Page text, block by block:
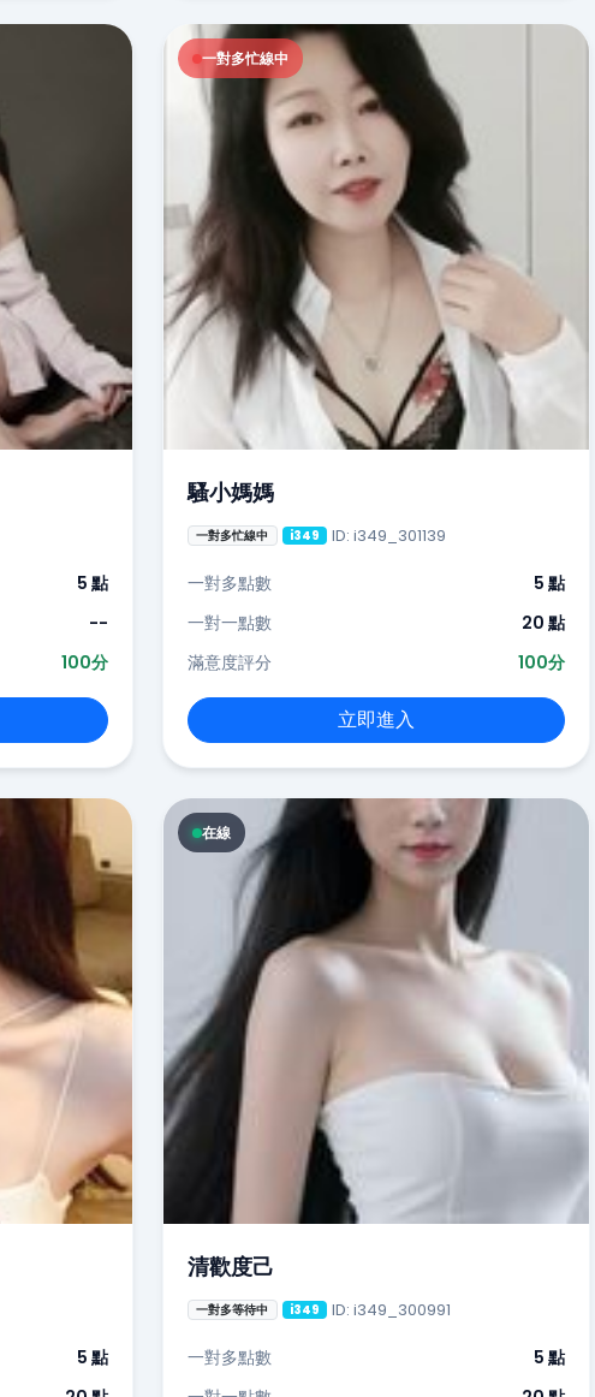
5 點
--
100分
一對多忙線中
騷小媽媽
一對多忙線中 i349 ID: i349_301139
一對多點數
5 點
一對一點數
20 點
滿意度評分
100分
立即進入
5 點
在線
清歡度己
一對多等待中 i349 ID: i349_300991
一對多點數
5 點